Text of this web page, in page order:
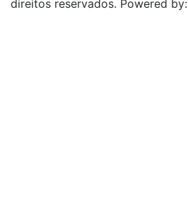
direitos reservados. Powered by: